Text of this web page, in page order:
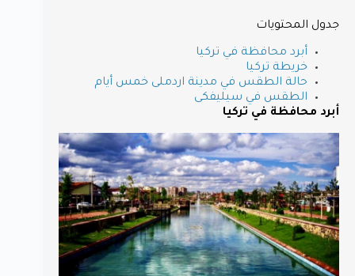
جدول المحتويات
أبرد محافظة في تركيا
خريطة تركيا
حالة الطقس في مدينة اردملى خمس أيام
الطقس في سيليفكى
أبرد محافظة في تركيا